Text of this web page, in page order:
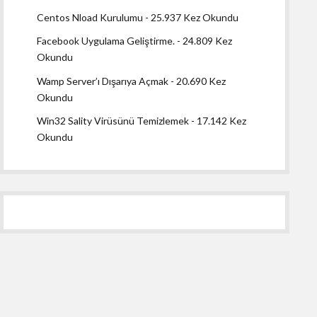
Centos Nload Kurulumu - 25.937 Kez Okundu
Facebook Uygulama Geliştirme. - 24.809 Kez
Okundu
Wamp Server’ı Dışarıya Açmak - 20.690 Kez
Okundu
Win32 Sality Virüsünü Temizlemek - 17.142 Kez
Okundu